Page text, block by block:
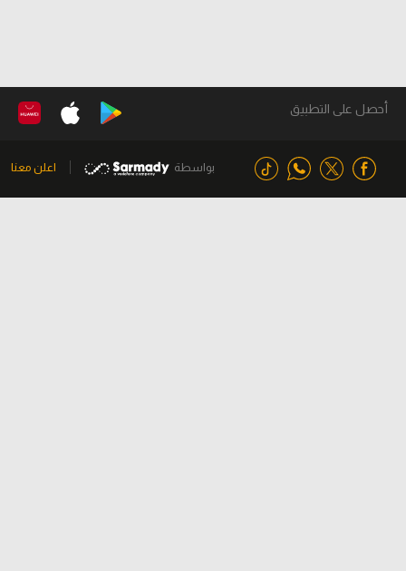
أحصل على التطبيق
بواسطة اعلن معنا